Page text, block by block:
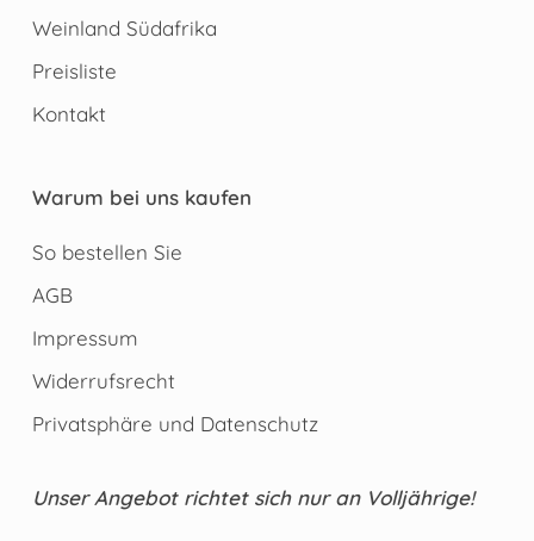
Weinland Südafrika
Preisliste
Kontakt
Warum bei uns kaufen
So bestellen Sie
AGB
Impressum
Widerrufsrecht
Privatsphäre und Datenschutz
Unser Angebot richtet sich nur an Volljährige!